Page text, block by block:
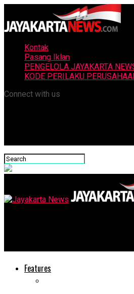
Kontak
Pasang Iklan
PENGELOLA JAYAKARTA
KODE PERILAKU
Connect with us
Features